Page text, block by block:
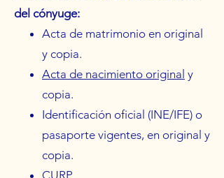
del cónyuge:
Acta de matrimonio en original
y copia.
Acta de nacimiento original y
copia.
Identificación oficial (INE/IFE) o
pasaporte vigentes, en original y
copia.
CURP